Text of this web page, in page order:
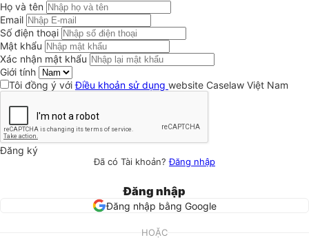
Họ và tên
Email
Số điện thoại
Mật khẩu
Xác nhận mật khẩu
Giới tính
Tôi đồng ý vớiĐiều khoản sử dụng website Caselaw Việt Nam
Đăng ký
Đã có Tài khoản?Đăng nhập
Đăng nhập
Đăng nhập bằng Google
HOẶC